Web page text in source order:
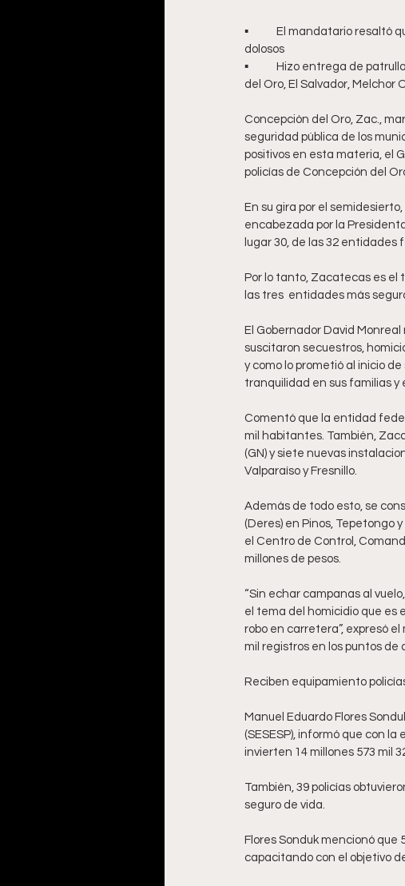
▪	El mandatario resaltó que Zacatecas  es ya el tercer estado con menos incidencia de homicidios
dolosos
▪	Hizo entrega de patrullas, chalecos antibalas, cascos balísticos y municiones a policías de Concepción
del Oro, El Salvador, Melchor
Concepción del Oro, Zac.,
seguridad pública de los
positivos en esta materia, el
policías de Concepción del
En su gira por el
encabezada por la
lugar 30, de las 32 entidades
Por lo tanto, Zacatecas es
las tres  entidades más
El Gobernador David
suscitaron secuestros,
y como lo prometió al inicio
tranquilidad en sus familias y
Comentó que la entidad
mil habitantes. También,
(GN) y siete nuevas
Valparaíso y Fresnillo.
Además de todo esto, se
(Deres) en Pinos, Tepetongo
el Centro de Control,
millones de pesos.
“Sin echar campanas al
el tema del homicidio que es
robo en carretera”, expresó
mil registros en los puntos
Reciben equipamiento
Manuel Eduardo Flores
(SESESP), informó que con
invierten 14 millones 573 mil
También, 39 policías
seguro de vida.
Flores Sonduk mencionó
capacitando con el objetivo